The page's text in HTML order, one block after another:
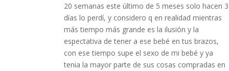
20 semanas este último de 5 meses solo hacen 3
días lo perdí, y considero q en realidad mientras
más tiempo más grande es la ilusión y la
espectativa de tener a ese bebé en tus brazos,
con ese tiempo supe el sexo de mi bebé y ya
tenia la mayor parte de sus cosas compradas en